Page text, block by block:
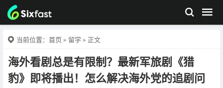
当前位置： 首页 » 留学 » 正文
海外看剧总是有限制？最新军旅剧《猎
豹》即将播出！怎么解决海外党的追剧问